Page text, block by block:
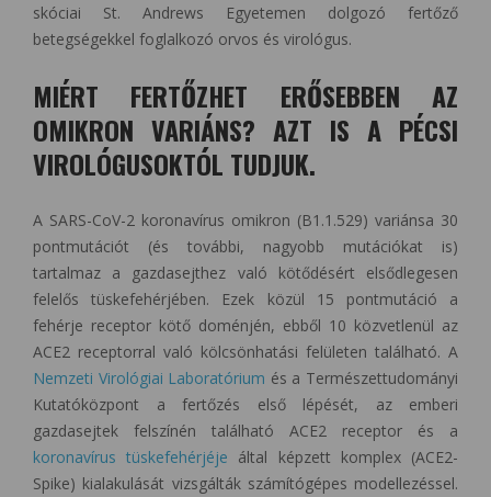
skóciai St. Andrews Egyetemen dolgozó fertőző
betegségekkel foglalkozó orvos és virológus.
MIÉRT FERTŐZHET ERŐSEBBEN AZ
OMIKRON VARIÁNS? AZT IS A PÉCSI
VIROLÓGUSOKTÓL TUDJUK.
A SARS-CoV-2 koronavírus omikron (B1.1.529) variánsa 30
pontmutációt (és további, nagyobb mutációkat is)
tartalmaz a gazdasejthez való kötődésért elsődlegesen
felelős tüskefehérjében. Ezek közül 15 pontmutáció a
fehérje receptor kötő doménjén, ebből 10 közvetlenül az
ACE2 receptorral való kölcsönhatási felületen található. A
Nemzeti Virológiai Laboratórium és a Természettudományi
Kutatóközpont a fertőzés első lépését, az emberi
gazdasejtek felszínén található ACE2 receptor és a
koronavírus tüskefehérjéje által képzett komplex (ACE2-
Spike) kialakulását vizsgálták számítógépes modellezéssel.